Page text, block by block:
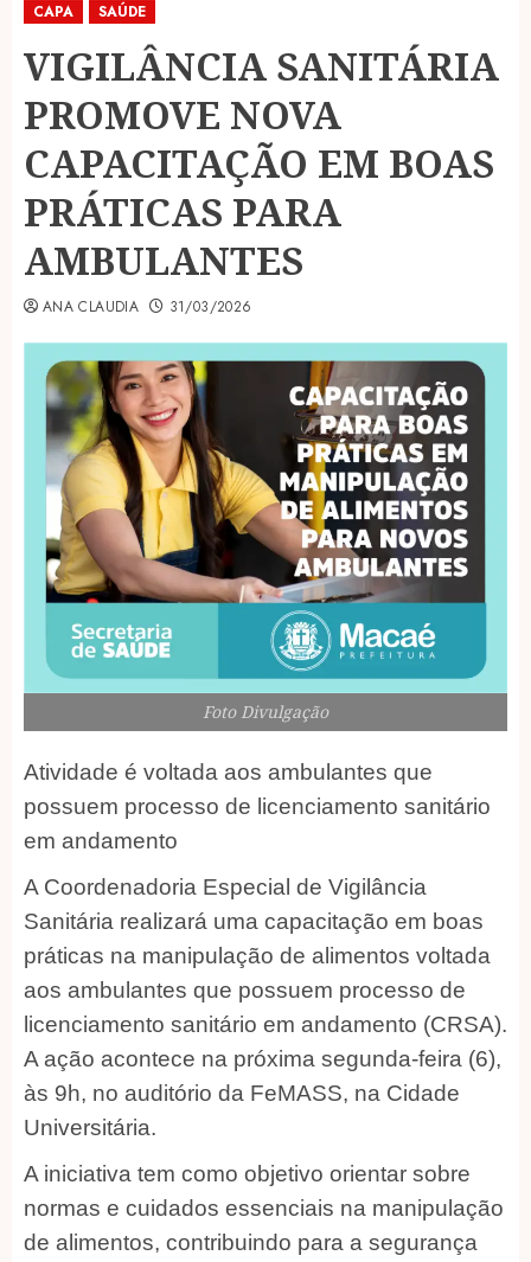
CAPA SAÚDE
VIGILÂNCIA SANITÁRIA
PROMOVE NOVA
CAPACITAÇÃO EM BOAS
PRÁTICAS PARA
AMBULANTES
ANA CLAUDIA 31/03/2026
Foto Divulgação
Atividade é voltada aos ambulantes que
possuem processo de licenciamento sanitário
em andamento
A Coordenadoria Especial de Vigilância
Sanitária realizará uma capacitação em boas
práticas na manipulação de alimentos voltada
aos ambulantes que possuem processo de
licenciamento sanitário em andamento (CRSA).
A ação acontece na próxima segunda-feira (6),
às 9h, no auditório da FeMASS, na Cidade
Universitária.
A iniciativa tem como objetivo orientar sobre
normas e cuidados essenciais na manipulação
de alimentos, contribuindo para a segurança